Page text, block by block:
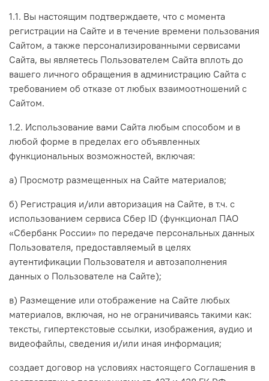
1.1. Вы настоящим подтверждаете, что с момента
регистрации на Сайте и в течение времени пользования
Сайтом, а также персонализированными сервисами
Сайта, вы являетесь Пользователем Сайта вплоть до
вашего личного обращения в администрацию Сайта с
требованием об отказе от любых взаимоотношений с
Сайтом.
1.2. Использование вами Сайта любым способом и в
любой форме в пределах его объявленных
функциональных возможностей, включая:
а) Просмотр размещенных на Сайте материалов;
б) Регистрация и/или авторизация на Сайте, в т.ч. с
использованием сервиса Сбер ID (функционал ПАО
«Сбербанк России» по передаче персональных данных
Пользователя, предоставляемый в целях
аутентификации Пользователя и автозаполнения
данных о Пользователе на Сайте);
в) Размещение или отображение на Сайте любых
материалов, включая, но не ограничиваясь такими как:
тексты, гипертекстовые ссылки, изображения, аудио и
видеофайлы, сведения и/или иная информация;
создает договор на условиях настоящего Соглашения в